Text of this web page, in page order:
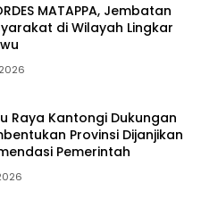
MATAPPA, Jembatan
di Wilayah Lingkar
Raya Kantongi Dukungan
Provinsi Dijanjikan
Pemerintah